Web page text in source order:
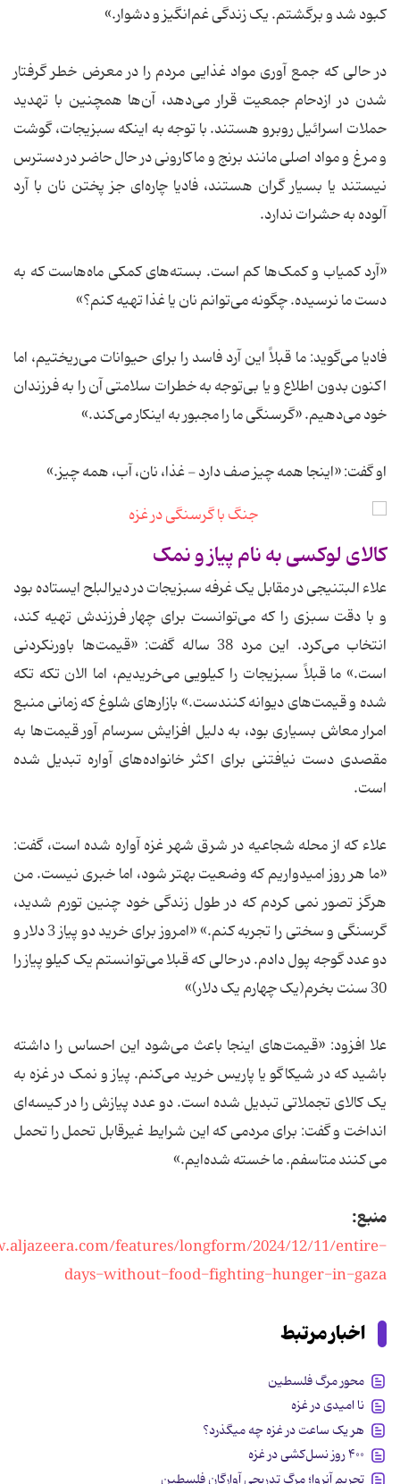
کبود شد و برگشتم. یک زندگی غم‌انگیز و دشوار.»
در حالی که جمع آوری مواد غذایی مردم را در معرض خطر گرفتار
شدن در ازدحام جمعیت قرار می‌دهد، آن‌ها همچنین با تهدید
حملات اسرائیل روبرو هستند. با توجه به اینکه سبزیجات، گوشت
و مرغ و مواد اصلی مانند برنج و ماکارونی در حال حاضر در دسترس
نیستند یا بسیار گران هستند، فادیا چاره‌ای جز پختن نان با آرد
آلوده به حشرات ندارد.
«آرد کمیاب و کمک‌ها کم است. بسته‌های کمکی ماه‌هاست که به
دست ما نرسیده. چگونه می‌توانم نان یا غذا تهیه کنم؟»
فادیا می‌گوید: ما قبلاً این آرد فاسد را برای حیوانات می‌ریختیم، اما
اکنون بدون اطلاع و یا بی‌توجه به خطرات سلامتی آن را به فرزندان
خود می‌دهیم. «گرسنگی ما را مجبور به اینکار می‌کند.»
او گفت: «اینجا همه چیز صف دارد - غذا، نان، آب، همه چیز.»
کالای لوکسی به نام پیاز و نمک
علاء البتنیجی در مقابل یک غرفه سبزیجات در دیرالبلح ایستاده بود
و با دقت سبزی را که می‌توانست برای چهار فرزندش تهیه کند،
انتخاب می‌کرد. این مرد 38 ساله گفت: «قیمت‌ها باورنکردنی
است.» ما قبلاً سبزیجات را کیلویی می‌خریدیم، اما الان تکه تکه
شده و قیمت‌های دیوانه‌ کنندست.» بازارهای شلوغ که زمانی منبع
امرار معاش بسیاری بود، به دلیل افزایش سرسام آور قیمت‌ها به
مقصدی دست نیافتنی برای اکثر خانواده‌های آواره تبدیل شده
است.
علاء که از محله شجاعیه در شرق شهر غزه آواره شده است، گفت:
«ما هر روز امیدواریم که وضعیت بهتر شود، اما خبری نیست. من
هرگز تصور نمی کردم که در طول زندگی خود چنین تورم شدید،
گرسنگی و سختی را تجربه کنم.» «‌امروز برای خرید دو پیاز 3 دلار و
دو عدد گوجه پول دادم. در حالی که قبلا می‌توانستم یک کیلو پیاز را
30 سنت بخرم(یک چهارم یک دلار)»
علا افزود: «قیمت‌های اینجا باعث می‌شود این احساس را داشته
باشید که در شیکاگو یا پاریس خرید می‌کنم. پیاز و نمک در غزه به
یک کالای تجملاتی تبدیل شده است. دو عدد پیازش را در کیسه‌ای
انداخت و گفت: برای مردمی که این شرایط غیرقابل تحمل را تحمل
می کنند متاسفم. ما خسته شده‌ایم.»
منبع:
features/longform/2024/12/11/entire-
days-without-food-fighting-hunger-in-gaza
اخبار مرتبط
محور مرگ فلسطین
نا امیدی در غزه
هر یک ساعت در غزه چه میگذرد؟
۴۰۰ روز نسل‌کشی در غزه
تحریم آنروا؛ مرگ تدریجی آوارگان فلسطین